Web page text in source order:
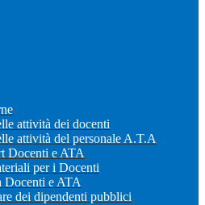
attività dei docenti
attività del personale A.T.A
Docenti e ATA
per i Docenti
Docenti e ATA
dei dipendenti pubblici